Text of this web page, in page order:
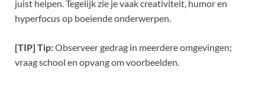
juist helpen. Tegelijk zie je vaak creativiteit, humor en
hyperfocus op boeiende onderwerpen.
[TIP] Tip:Observeer gedrag in meerdere omgevingen;
vraag school en opvang om voorbeelden.